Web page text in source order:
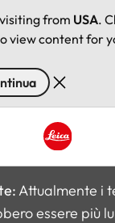
from USA.
view content for
Attualmente i
essere più